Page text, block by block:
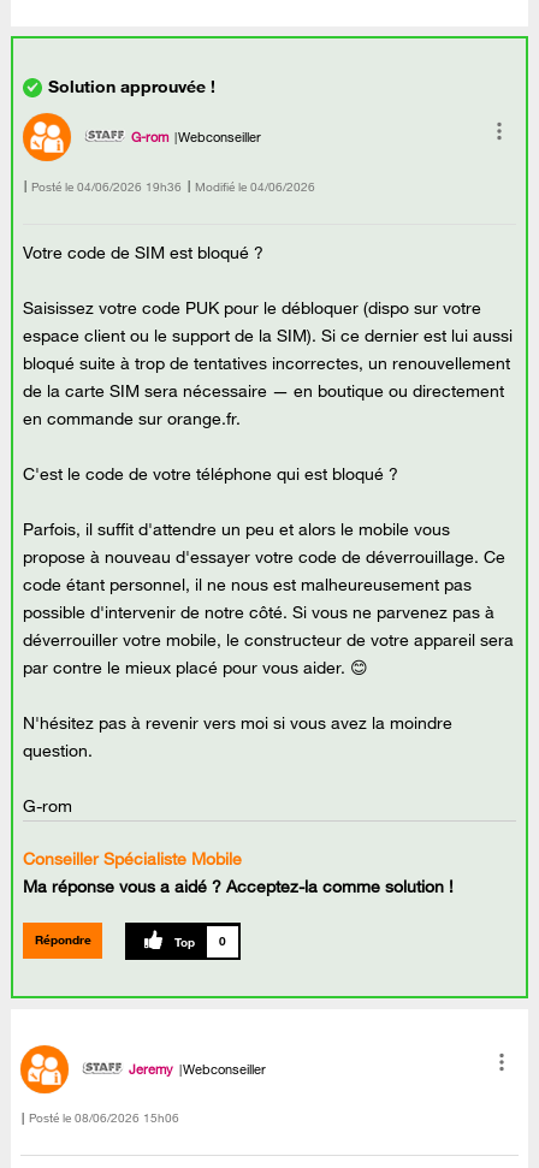
G-rom Webconseiller
Posté le ‎04/06/2026 19h36 Modifié le 04/06/2026
Votre code de SIM est bloqué ?
Saisissez votre code PUK pour le débloquer (dispo sur votre
espace client ou le support de la SIM). Si ce dernier est lui aussi
bloqué suite à trop de tentatives incorrectes, un renouvellement
de la carte SIM sera nécessaire — en boutique ou directement
en commande sur orange.fr.
C'est le code de votre téléphone qui est bloqué ?
Parfois, il suffit d'attendre un peu et alors le mobile vous
propose à nouveau d'essayer votre code de déverrouillage. Ce
code étant personnel, il ne nous est malheureusement pas
possible d'intervenir de notre côté. Si vous ne parvenez pas à
déverrouiller votre mobile, le constructeur de votre appareil sera
par contre le mieux placé pour vous aider. 😊
N'hésitez pas à revenir vers moi si vous avez la moindre
question.
G-rom
Conseiller Spécialiste Mobile
Ma réponse vous a aidé ? Acceptez-la comme solution !
Répondre 0
Jeremy Webconseiller
Posté le ‎08/06/2026 15h06